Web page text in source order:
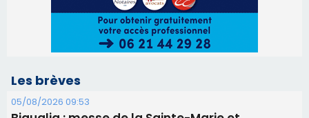
Tennis - Début ce week-end du tournoi du
82ème anniversaire de la disparition du
Commandant Antoine de Saint Exupery